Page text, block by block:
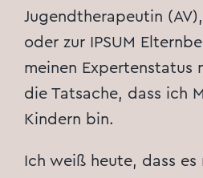
Jugendtherapeutin
oder zur IPSUM
meinen Expertenstatus
die Tatsache, dass ich
Kindern bin.
Ich weiß heute, dass es